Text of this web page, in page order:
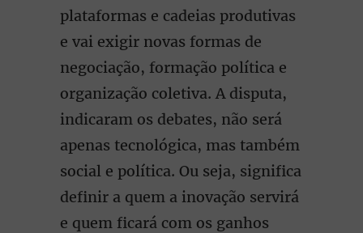
plataformas e cadeias produtivas
e vai exigir novas formas de
negociação, formação política e
organização coletiva. A disputa,
indicaram os debates, não será
apenas tecnológica, mas também
social e política. Ou seja, significa
definir a quem a inovação servirá
e quem ficará com os ganhos